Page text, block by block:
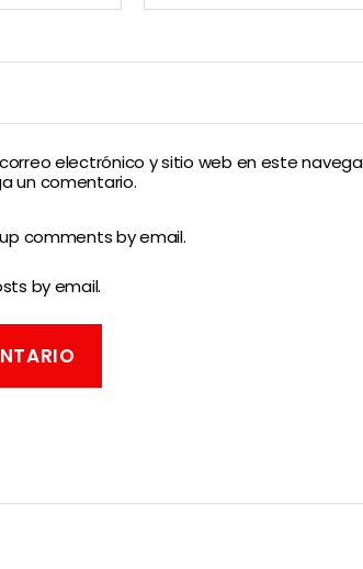
electrónico y sitio web en este
un comentario.
comments by email.
by email.